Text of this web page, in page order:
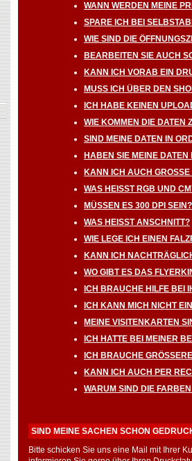
WANN WERDEN MEINE
SPARE ICH BEI
WIE SIND DIE
BEARBEITEN SIE AUCH
KANN ICH VORAB EIN
MUSS ICH ÜBER DEN
ICH HABE KEINEN
WIE KOMMEN DIE DATEN
SIND MEINE DATEN IN
HABEN SIE MEINE DATEN
KANN ICH AUCH
WAS HEISST RGB UND
MÜSSEN ES 300 DPI SEIN?
WAS HEISST ANSCHNITT?
WIE LEGE ICH EINEN
KANN ICH
WO GIBT ES DAS
ICH BRAUCHE HILFE BEI
ICH KANN MICH NICHT
MEINE VISITENKARTEN
ICH HATTE BEI MEINER
ICH BRAUCHE
KANN ICH AUCH PER
WARUM SIND DIE
SIND MEINE SACHEN SCHON
Bitte schicken Sie uns eine Mail mit Ihrer